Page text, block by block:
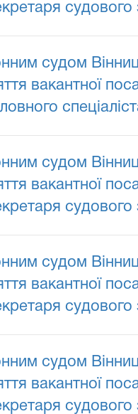
судового
судом
вакантної
судом
вакантної
судового
судом
вакантної
судового
судом
вакантної
судового